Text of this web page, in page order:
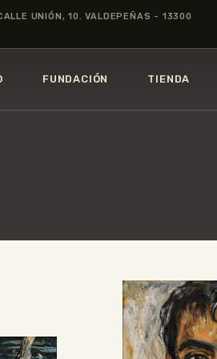
UNIÓN, 10. VALDEPEÑAS - 13300
FUNDACIÓN TIENDA